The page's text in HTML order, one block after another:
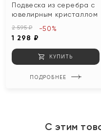
Подвеска из серебра с
ювелирным кристаллом
2 595 ₽
1 298 ₽
-50%
КУПИТЬ
ПОДРОБНЕЕ
С этим